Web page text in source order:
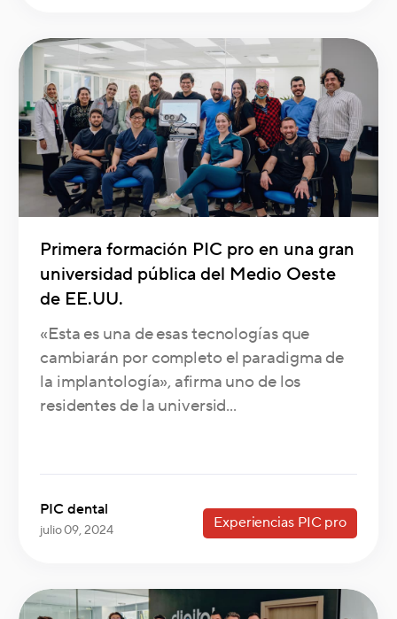
Primera formación PIC pro en una gran
universidad pública del Medio Oeste
de EE.UU.
«Esta es una de esas tecnologías que
cambiarán por completo el paradigma de
la implantología», afirma uno de los
residentes de la universid...
PIC dental
julio 09, 2024 Experiencias PIC pro